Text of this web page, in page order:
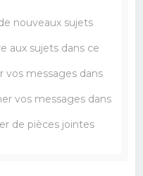
nouveaux sujets
aux sujets dans ce
vos messages dans
vos messages dans
de pièces jointes